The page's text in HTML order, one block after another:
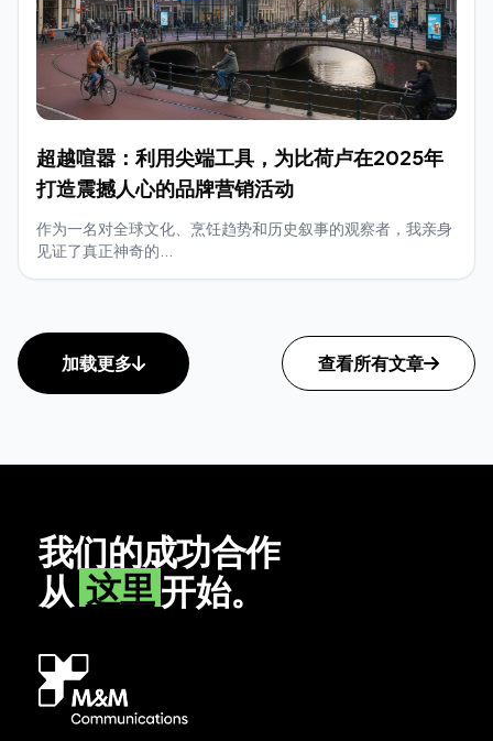
超越喧嚣：利用尖端工具，为比荷卢在2025年
打造震撼人心的品牌营销活动
作为一名对全球文化、烹饪趋势和历史叙事的观察者，我亲身
见证了真正神奇的...
加载更多 查看所有文章
我们的成功合作
从 这里 开始。